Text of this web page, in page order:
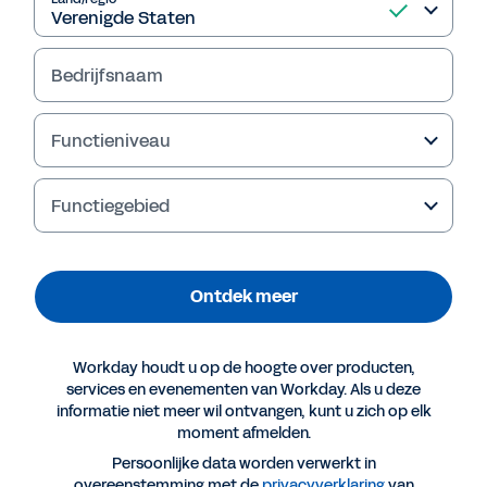
Meer resources
Vijf must-haves om succes te boeken met
Bedrijfsnaam
Functieniveau
Functiegebied
Ontdek meer
Workday houdt u op de hoogte over producten,
services en evenementen van Workday. Als u deze
informatie niet meer wil ontvangen, kunt u zich op elk
moment afmelden.
Persoonlijke data worden verwerkt in